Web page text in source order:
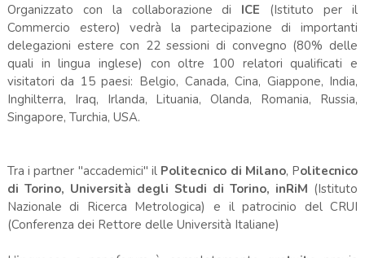
Organizzato con la collaborazione di ICE (Istituto per il
Commercio estero) vedrà la partecipazione di importanti
delegazioni estere con 22 sessioni di convegno (80% delle
quali in lingua inglese) con oltre 100 relatori qualificati e
visitatori da 15 paesi: Belgio, Canada, Cina, Giappone, India,
Inghilterra, Iraq, Irlanda, Lituania, Olanda, Romania, Russia,
Singapore, Turchia, USA.
Tra i partner "accademici" il Politecnico di Milano, Politecnico
di Torino, Università degli Studi di Torino, inRiM (Istituto
Nazionale di Ricerca Metrologica) e il patrocinio del CRUI
(Conferenza dei Rettore delle Università Italiane)